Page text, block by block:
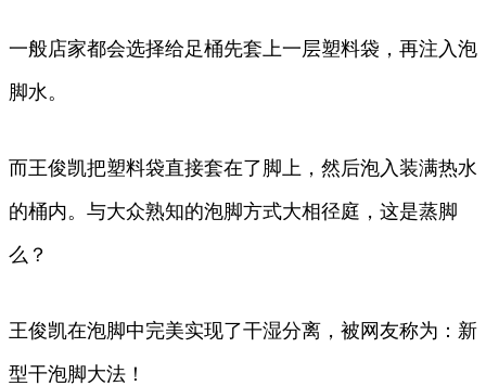
一般店家都会选择给足桶先套上一层塑料袋，再注入泡
脚水。
而王俊凯把塑料袋直接套在了脚上，然后泡入装满热水
的桶内。与大众熟知的泡脚方式大相径庭，这是蒸脚
么？
王俊凯在泡脚中完美实现了干湿分离，被网友称为：新
型干泡脚大法！